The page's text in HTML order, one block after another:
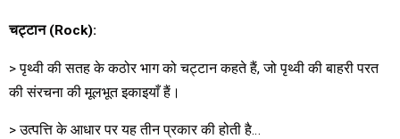
चट्टान (Rock):
> पृथ्वी की सतह के कठोर भाग को चट्टान कहते हैं, जो पृथ्वी की बाहरी परत
की संरचना की मूलभूत इकाइयाँ हैं।
> उत्पत्ति के आधार पर यह तीन प्रकार की होती है…